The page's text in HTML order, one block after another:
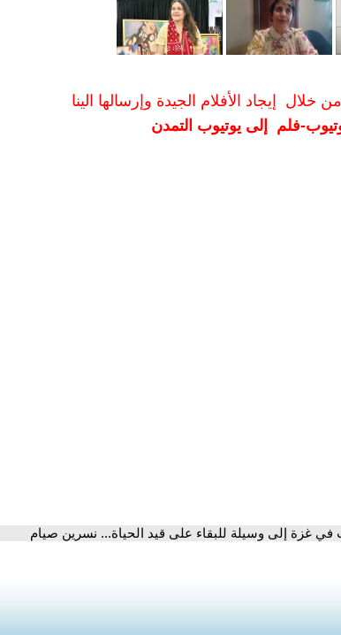
خلال إيجاد الأفلام الجيدة وإرسالها الينا
فلم إلى يوتيوب التمدن
غزة إلى وسيلة للبقاء على قيد الحياة... نسرين صيام